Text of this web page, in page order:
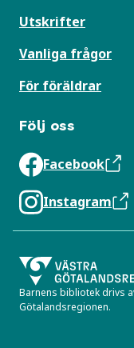
Utskrifter
Vanliga frågor
För föräldrar
Följ oss
Facebook
Instagram
Barnens bibliotek drivs
Götalandsregionen.